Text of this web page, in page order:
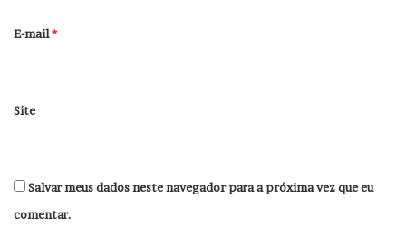
*
E-mail*
Site
Salvar meus dados neste navegador para a próxima vez que eu
comentar.